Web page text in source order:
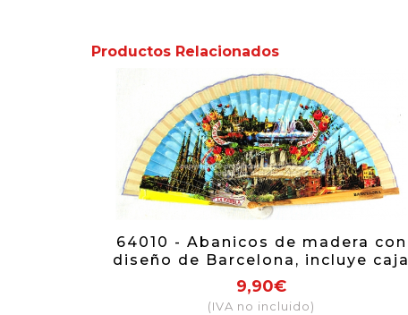
Productos Relacionados
64010 - Abanicos de madera con
diseño de Barcelona, incluye caja
individal con el mismo motivo que
el abanico.
9,90€
(IVA no incluido)